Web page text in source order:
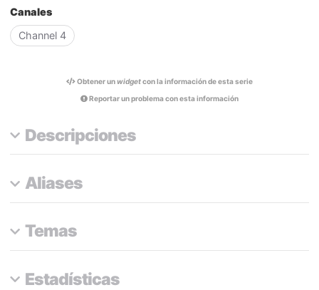
Canales
Channel 4
Obtener unwidgetcon la información de esta serie
Reportar un problema con esta información
Descripciones
Aliases
Temas
Estadísticas